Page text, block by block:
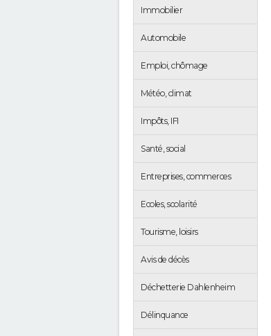
Immobilier
Automobile
Emploi, chômage
Météo, climat
Impôts, IFI
Santé, social
Entreprises, commerces
Ecoles, scolarité
Tourisme, loisirs
Avis de décès
Déchetterie Dahlenheim
Délinquance